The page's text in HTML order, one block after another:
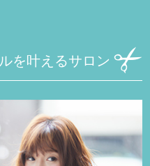
を叶えるサロン